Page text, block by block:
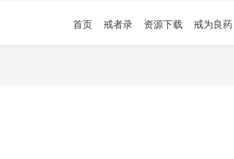
首页 戒者录 资源下载 戒为良药